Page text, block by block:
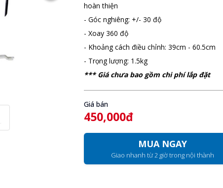
hoàn thiện
- Góc nghiêng: +/- 30 độ
- Xoay 360 độ
- Khoảng cách điều chỉnh: 39cm - 60.5cm
- Trọng lượng: 1.5kg
*** Giá chưa bao gồm chi phí lắp đặt
Giá bán
450,000đ
MUA NGAY
Giao nhanh từ 2 giờ trong nội thành